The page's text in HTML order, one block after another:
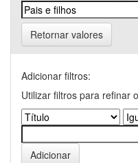
Retornar valores
Adicionar filtros:
Utilizar filtros para refinar